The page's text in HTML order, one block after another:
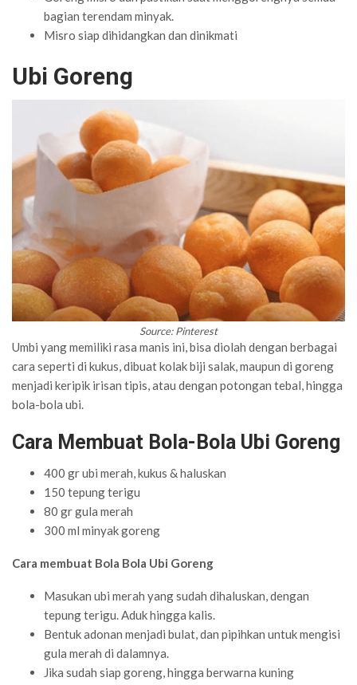
bagian terendam minyak.
Misro siap dihidangkan dan dinikmati
Ubi Goreng
Source: Pinterest
Umbi yang memiliki rasa manis ini, bisa diolah dengan berbagai
cara seperti di kukus, dibuat kolak biji salak, maupun di goreng
menjadi keripik irisan tipis, atau dengan potongan tebal, hingga
bola-bola ubi.
Cara Membuat Bola-Bola Ubi Goreng
400 gr ubi merah, kukus & haluskan
150 tepung terigu
80 gr gula merah
300 ml minyak goreng
Cara membuat Bola Bola Ubi Goreng
Masukan ubi merah yang sudah dihaluskan, dengan
tepung terigu. Aduk hingga kalis.
Bentuk adonan menjadi bulat, dan pipihkan untuk mengisi
gula merah di dalamnya.
Jika sudah siap goreng, hingga berwarna kuning